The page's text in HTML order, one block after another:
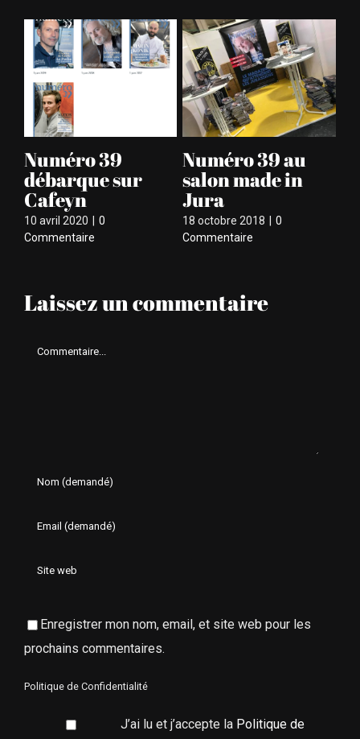
Ils parlent du
nouveau Numéro
39
18 août 2018
0
Commentaire
Numéro 39
version 2018 est
paru
12 juin 2018 | 0 Commentaire
Laissez un commentaire
Comment
Enregistrer mon nom, email, et site web pour les
prochains commentaires.
Politique de Confidentialité
J’ai lu et j’accepte la Politique de